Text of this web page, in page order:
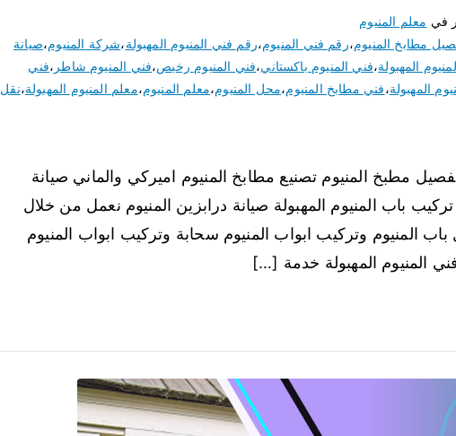
في معلم المنيوم
مطابخ المنيوم،رقم فني المنيوم،رقم فني المنيوم المهبولة،شركة المنيوم،صيانة
المهبولة،فني المنيوم باكستاني،فني المنيوم رخيص،فني المنيوم شاطر ،فني
المهبولة،فني مطابخ المنيوم،محل المنيوم،معلم المنيوم،معلم المنيوم المهبولة،نقل
مطبخ المنيوم تصنيع مطابخ المنيوم اميركي والماني صيانة
باب المنيوم المهبولة صيانة درابزين المنيوم نعمل من خلال
المنيوم وتركيب ابواب المنيوم سحابة وتركيب ابواب المنيوم
المنيوم المهبولة خدمة […]